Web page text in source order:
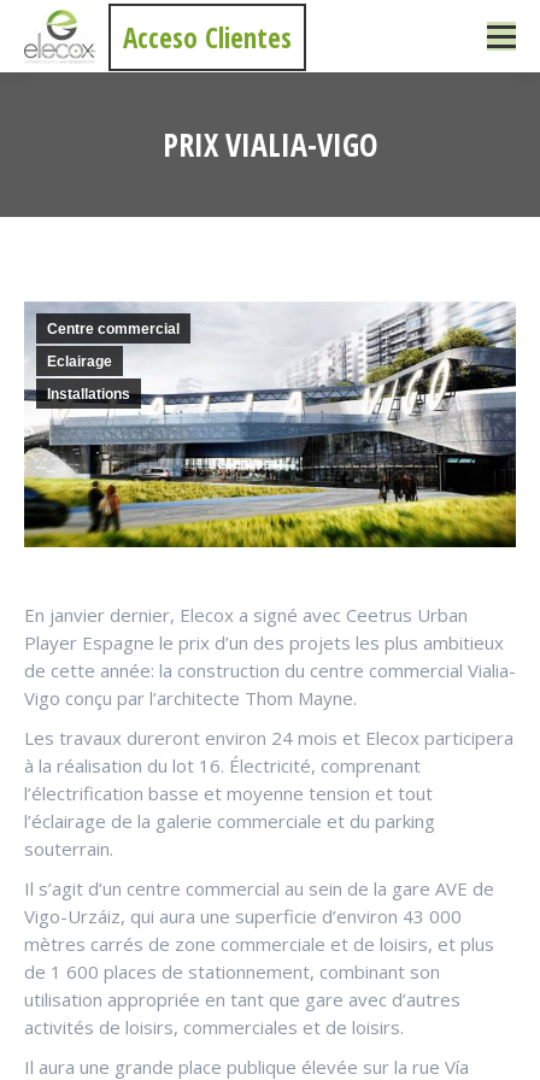
Acceso Clientes
PRIX VIALIA-VIGO
Centre commercial
Eclairage
Installations
En janvier dernier, Elecox a signé avec Ceetrus Urban
Player Espagne le prix d’un des projets les plus ambitieux
de cette année: la construction du centre commercial Vialia-
Vigo conçu par l’architecte Thom Mayne.
Les travaux dureront environ 24 mois et Elecox participera
à la réalisation du lot 16. Électricité, comprenant
l’électrification basse et moyenne tension et tout
l’éclairage de la galerie commerciale et du parking
souterrain.
Il s’agit d’un centre commercial au sein de la gare AVE de
Vigo-Urzáiz, qui aura une superficie d’environ 43 000
mètres carrés de zone commerciale et de loisirs, et plus
de 1 600 places de stationnement, combinant son
utilisation appropriée en tant que gare avec d’autres
activités de loisirs, commerciales et de loisirs.
Il aura une grande place publique élevée sur la rue Vía